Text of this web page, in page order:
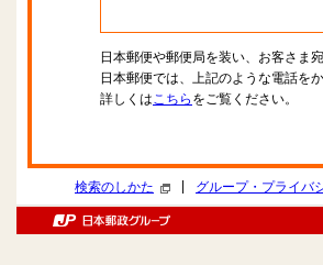
日本郵便や郵便局を装い、お客さま
日本郵便では、上記のような電話を
詳しくはこちら をご覧ください。
検索のしかた グループ・プライバ